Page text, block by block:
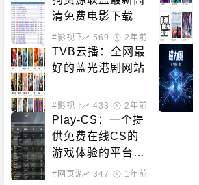
清免费电影下载
#影视下载 569 2年前
TVB云播：全网最
好的蓝光港剧网站
#影视下载 #在线影音
433 2年前
Play-CS：一个提
供免费在线CS的
游戏体验的平台，
无需下载即可畅玩
#网页游戏 347 1年前